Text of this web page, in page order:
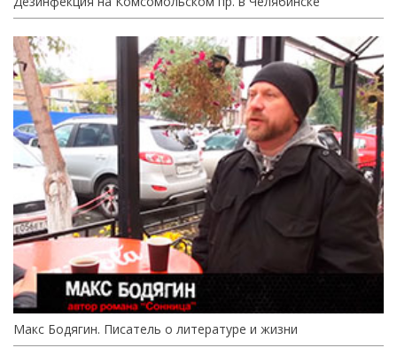
Макс Бодягин. Писатель о литературе и жизни